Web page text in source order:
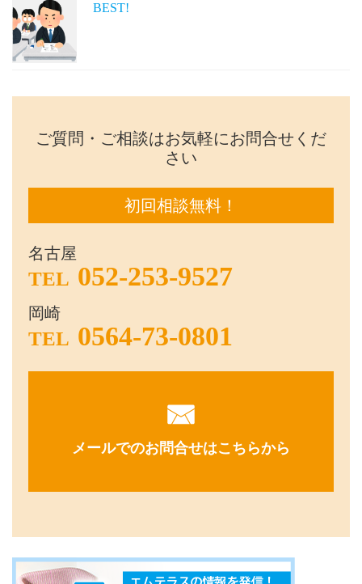
BEST!
ご質問・ご相談はお気軽にお問合せくだ
さい
初回相談無料！
名古屋
TEL 052-253-9527
岡崎
TEL 0564-73-0801
メールでのお問合せはこちらから